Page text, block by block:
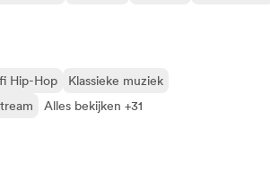
Hip-Hop
Klassieke muziek
Alles bekijken +31